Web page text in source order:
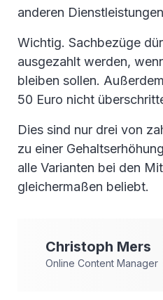
anderen
Wichtig. Sachbezüge
ausgezahlt werden,
bleiben sollen.
50 Euro nicht
Dies sind nur drei von
zu einer
alle Varianten bei den
gleichermaßen beliebt.
Christoph Mers
Online Content Manager